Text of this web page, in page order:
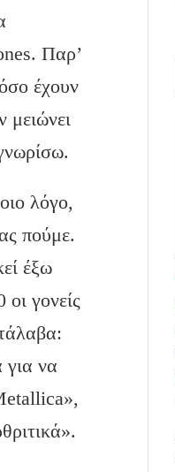
Παρ’
έχουν
λόγο,
πούμε.
έξω
γονείς
για να